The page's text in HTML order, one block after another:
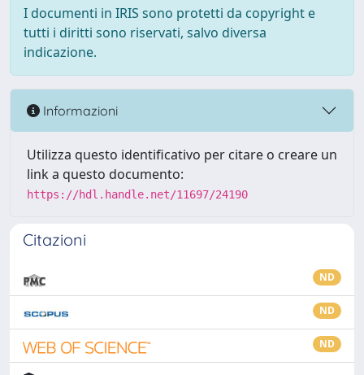
I documenti in IRIS sono protetti da copyright e
tutti i diritti sono riservati, salvo diversa
indicazione.
Informazioni
Utilizza questo identificativo per citare o creare un
link a questo documento:
https://hdl.handle.net/11697/24190
Citazioni
ND
ND
ND